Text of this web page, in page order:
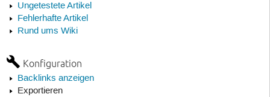
Ungetestete Artikel
Fehlerhafte Artikel
Rund ums Wiki
Konfiguration
Backlinks anzeigen
Exportieren